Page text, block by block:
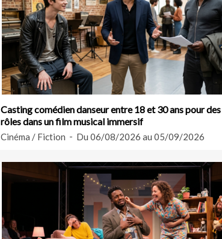
Casting comédien danseur entre 18 et 30 ans pour des
rôles dans un film musical immersif
Cinéma / Fiction Du 06/08/2026 au 05/09/2026